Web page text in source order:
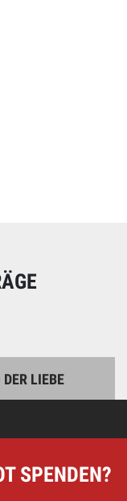
DER LIEBE
SPENDEN?